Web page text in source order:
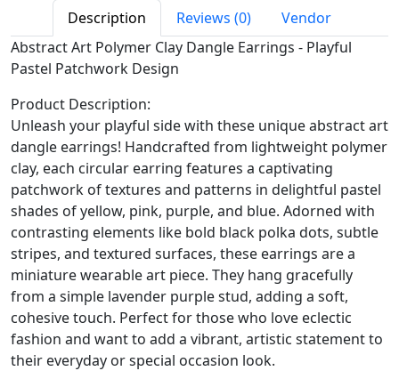
Description Reviews (0)
Vendor
Abstract Art Polymer Clay Dangle Earrings - Playful
Pastel Patchwork Design
Product Description:
Unleash your playful side with these unique abstract art
dangle earrings! Handcrafted from lightweight polymer
clay, each circular earring features a captivating
patchwork of textures and patterns in delightful pastel
shades of yellow, pink, purple, and blue. Adorned with
contrasting elements like bold black polka dots, subtle
stripes, and textured surfaces, these earrings are a
miniature wearable art piece. They hang gracefully
from a simple lavender purple stud, adding a soft,
cohesive touch. Perfect for those who love eclectic
fashion and want to add a vibrant, artistic statement to
their everyday or special occasion look.